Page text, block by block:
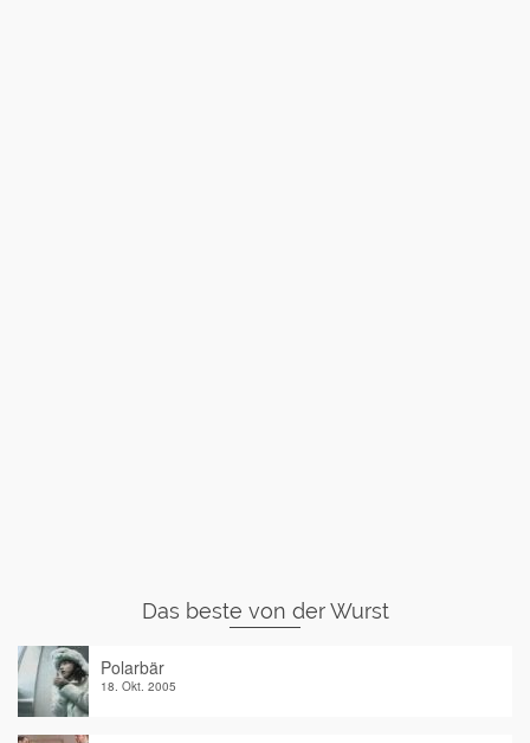
Das beste von der Wurst
Polarbär
18. Okt. 2005